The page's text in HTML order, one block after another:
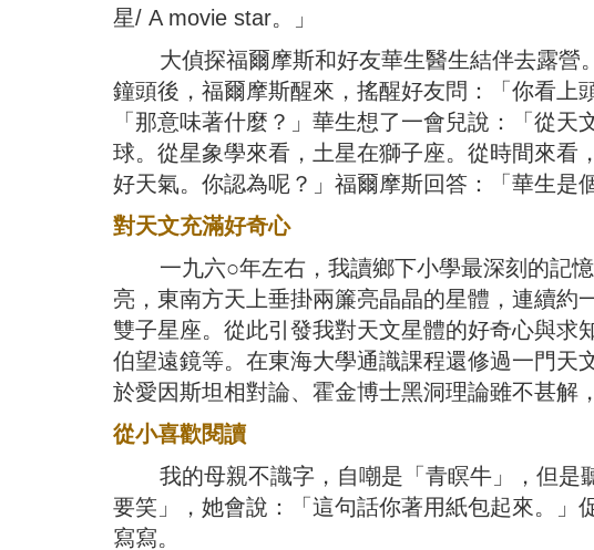
星/ A movie star。」
大偵探福爾摩斯和好友華生醫生結伴去露營
鐘頭後，福爾摩斯醒來，搖醒好友問：「你看上
「那意味著什麼？」華生想了一會兒說：「從
球。從星象學來看，土星在獅子座。從時間來看
好天氣。你認為呢？」福爾摩斯回答：「華生是
對天文充滿好奇心
一九六○年左右，我讀鄉下小學最深刻的記憶
亮，東南方天上垂掛兩簾亮晶晶的星體，連續約
雙子星座。從此引發我對天文星體的好奇心與求
伯望遠鏡等。在東海大學通識課程還修過一門天
於愛因斯坦相對論、霍金博士黑洞理論雖不甚解
從小喜歡閱讀
我的母親不識字，自嘲是「青瞑牛」，但是
要笑」，她會說：「這句話你著用紙包起來。」
寫寫。